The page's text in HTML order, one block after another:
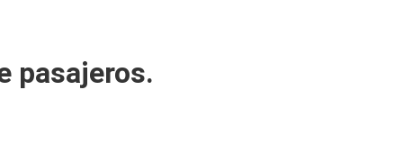
pasajeros.